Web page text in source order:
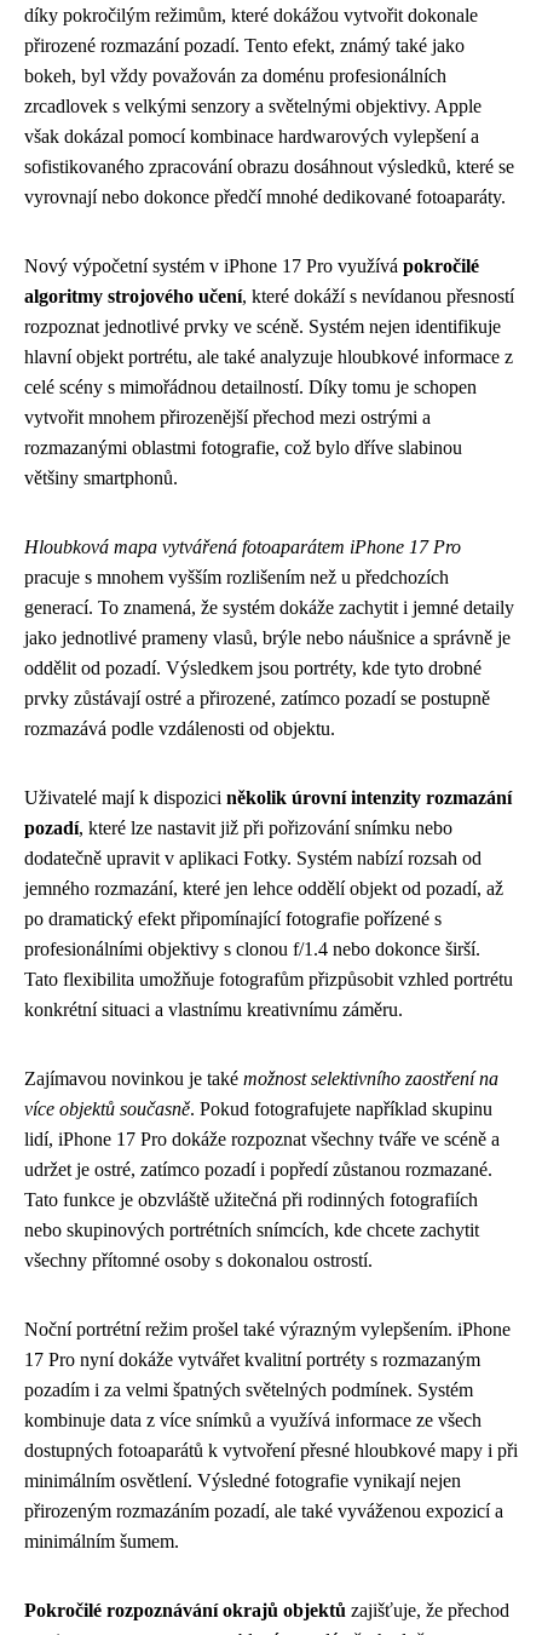
díky pokročilým režimům, které dokážou vytvořit dokonale
přirozené rozmazání pozadí. Tento efekt, známý také jako
bokeh, byl vždy považován za doménu profesionálních
zrcadlovek s velkými senzory a světelnými objektivy. Apple
však dokázal pomocí kombinace hardwarových vylepšení a
sofistikovaného zpracování obrazu dosáhnout výsledků, které se
vyrovnají nebo dokonce předčí mnohé dedikované fotoaparáty.
Nový výpočetní systém v iPhone 17 Pro využívá pokročilé
algoritmy strojového učení, které dokáží s nevídanou přesností
rozpoznat jednotlivé prvky ve scéně. Systém nejen identifikuje
hlavní objekt portrétu, ale také analyzuje hloubkové informace z
celé scény s mimořádnou detailností. Díky tomu je schopen
vytvořit mnohem přirozenější přechod mezi ostrými a
rozmazanými oblastmi fotografie, což bylo dříve slabinou
většiny smartphonů.
Hloubková mapa vytvářená fotoaparátem iPhone 17 Pro
pracuje s mnohem vyšším rozlišením než u předchozích
generací. To znamená, že systém dokáže zachytit i jemné detaily
jako jednotlivé prameny vlasů, brýle nebo náušnice a správně je
oddělit od pozadí. Výsledkem jsou portréty, kde tyto drobné
prvky zůstávají ostré a přirozené, zatímco pozadí se postupně
rozmazává podle vzdálenosti od objektu.
Uživatelé mají k dispozici několik úrovní intenzity rozmazání
pozadí, které lze nastavit již při pořizování snímku nebo
dodatečně upravit v aplikaci Fotky. Systém nabízí rozsah od
jemného rozmazání, které jen lehce oddělí objekt od pozadí, až
po dramatický efekt připomínající fotografie pořízené s
profesionálními objektivy s clonou f/1.4 nebo dokonce širší.
Tato flexibilita umožňuje fotografům přizpůsobit vzhled portrétu
konkrétní situaci a vlastnímu kreativnímu záměru.
Zajímavou novinkou je také možnost selektivního zaostření na
více objektů současně. Pokud fotografujete například skupinu
lidí, iPhone 17 Pro dokáže rozpoznat všechny tváře ve scéně a
udržet je ostré, zatímco pozadí i popředí zůstanou rozmazané.
Tato funkce je obzvláště užitečná při rodinných fotografiích
nebo skupinových portrétních snímcích, kde chcete zachytit
všechny přítomné osoby s dokonalou ostrostí.
Noční portrétní režim prošel také výrazným vylepšením. iPhone
17 Pro nyní dokáže vytvářet kvalitní portréty s rozmazaným
pozadím i za velmi špatných světelných podmínek. Systém
kombinuje data z více snímků a využívá informace ze všech
dostupných fotoaparátů k vytvoření přesné hloubkové mapy i při
minimálním osvětlení. Výsledné fotografie vynikají nejen
přirozeným rozmazáním pozadí, ale také vyváženou expozicí a
minimálním šumem.
Pokročilé rozpoznávání okrajů objektů zajišťuje, že přechod